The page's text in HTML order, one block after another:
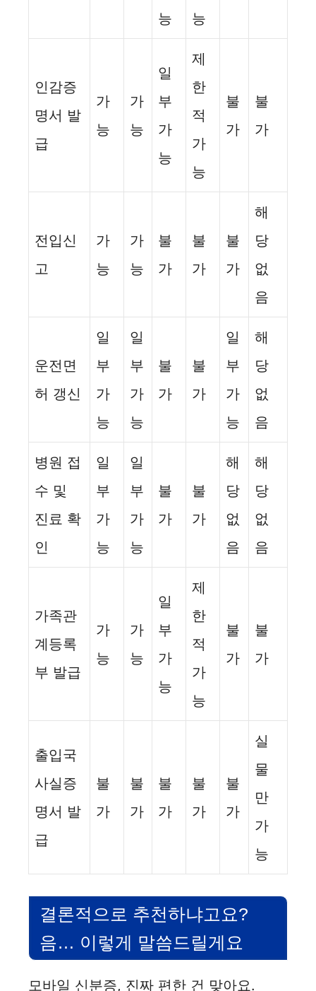
능
능
인감증
명서 발
급
가
능
가
능
일
부
가
능
제
한
적
가
능
불
가
불
가
전입신
고
가
능
가
능
불
가
불
가
불
가
해
당
없
음
운전면
허 갱신
일
부
가
능
일
부
가
능
불
가
불
가
일
부
가
능
해
당
없
음
병원 접
수 및
진료 확
인
일
부
가
능
일
부
가
능
불
가
불
가
해
당
없
음
해
당
없
음
가족관
계등록
부 발급
가
능
가
능
일
부
가
능
제
한
적
가
능
불
가
불
가
출입국
사실증
명서 발
급
불
가
불
가
불
가
불
가
불
가
실
물
만
가
능
결론적으로 추천하냐고요?
음… 이렇게 말씀드릴게요
모바일 신분증, 진짜 편한 건 맞아요.